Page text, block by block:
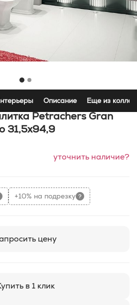
Описание Еще из
Petrachers Gran
31,5x94,9
уточнить наличие?
+10% на подрезку
цену
в 1 клик